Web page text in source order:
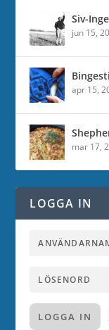
Siv-
jun 15,
apr 15,
mar 17,
LOGGA IN
LOGGA IN